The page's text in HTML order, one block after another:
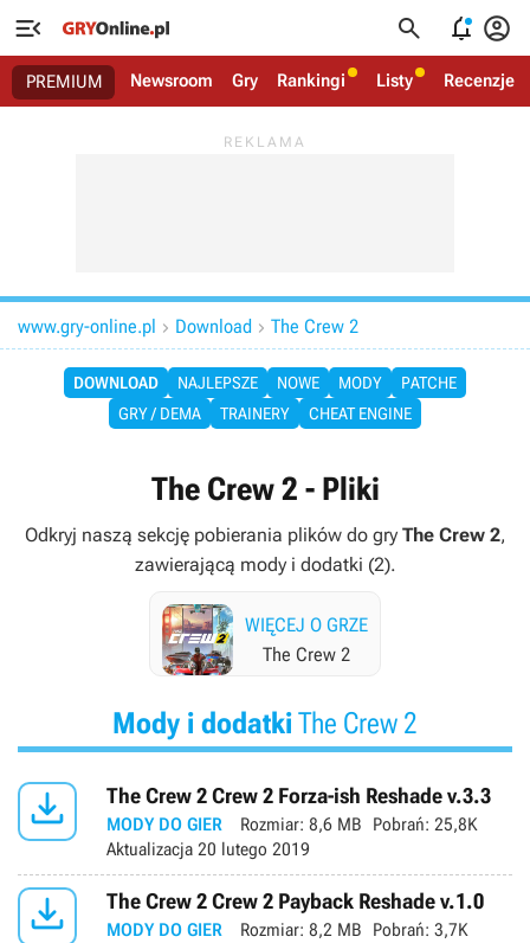
   
PREMIUM Newsroom Gry Rankingi Listy Recenzje
www.gry-online.pl  Download  The Crew 2
DOWNLOAD NAJLEPSZE NOWE MODY
PATCHE
GRY / DEMA
TRAINERY CHEAT ENGINE
The Crew 2 - Pliki
Odkryj naszą sekcję pobierania plików do gry The Crew 2,
zawierającą mody i dodatki (2).
WIĘCEJ O GRZE
The Crew 2
Mody i dodatkiThe Crew 2
 The Crew 2 Crew 2 Forza-ish Reshade v.3.3
MODY DO GIER Rozmiar: 8,6 MB Pobrań: 25,8K
Aktualizacja 20 lutego 2019
 The Crew 2 Crew 2 Payback Reshade v.1.0
MODY DO GIER Rozmiar: 8,2 MB Pobrań: 3,7K